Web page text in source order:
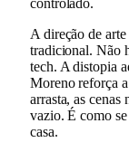
controlado.
A direção de
tradicional. Não
tech. A distopia
Moreno reforça
arrasta, as cenas
vazio. É como
casa.